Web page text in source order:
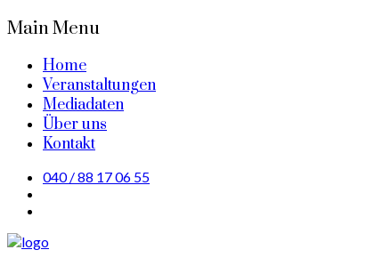
Main Menu
Home
Veranstaltungen
Mediadaten
Über uns
Kontakt
040 / 88 17 06 55